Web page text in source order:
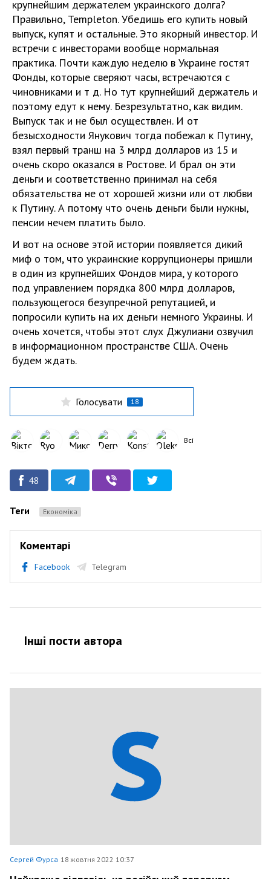
крупнейшим держателем украинского долга?
Правильно, Templeton. Убедишь его купить новый
выпуск, купят и остальные. Это якорный инвестор. И
встречи с инвесторами вообще нормальная
практика. Почти каждую неделю в Украине гостят
Фонды, которые сверяют часы, встречаются с
чиновниками и т д. Но тут крупнейший держатель и
поэтому едут к нему. Безрезультатно, как видим.
Выпуск так и не был осуществлен. И от
безысходности Янукович тогда побежал к Путину,
взял первый транш на 3 млрд долларов из 15 и
очень скоро оказался в Ростове. И брал он эти
деньги и соответственно принимал на себя
обязательства не от хорошей жизни или от любви
к Путину. А потому что очень деньги были нужны,
пенсии нечем платить было.
И вот на основе этой истории появляется дикий
миф о том, что украинские коррупционеры пришли
в один из крупнейших Фондов мира, у которого
под управлением порядка 800 млрд долларов,
пользующегося безупречной репутацией, и
попросили купить на их деньги немного Украины. И
очень хочется, чтобы этот слух Джулиани озвучил
в информационном пространстве США. Очень
будем ждать.
Голосувати 18
Всі
48
Теги Економіка
Коментарі
Facebook Telegram
Інші пости автора
Сергей Фурса 18 жовтня 2022 10:37